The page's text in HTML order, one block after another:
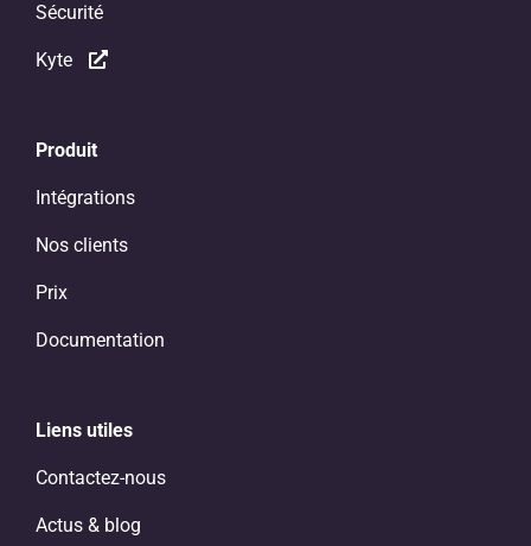
Sécurité
Kyte
Produit
Intégrations
Nos clients
Prix
Documentation
Liens utiles
Contactez-nous
Actus & blog